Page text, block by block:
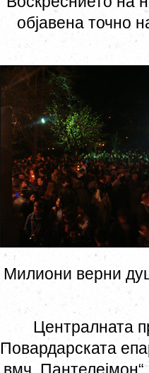
објавена точно
Милиони верни
Централната
Повардарската